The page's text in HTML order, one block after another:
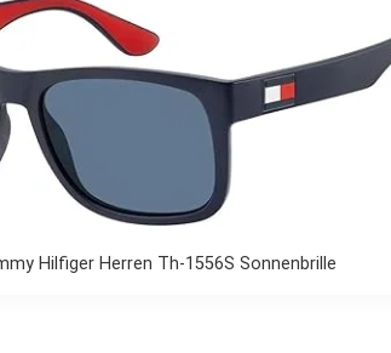
Hilfiger Herren Th-1556S Sonnenbrille